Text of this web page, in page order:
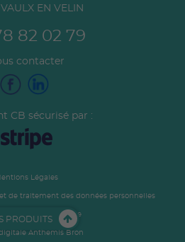
PRODUITS
VAULX EN VELIN
82 02 79
contacter
CB sécurisé par :
Légales
de traitement des données personnelles
générales de vente
Anthemis Bron